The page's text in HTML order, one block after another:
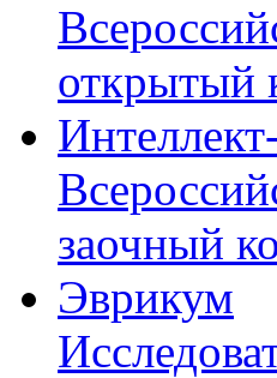
открытый
заочный
Эврикум